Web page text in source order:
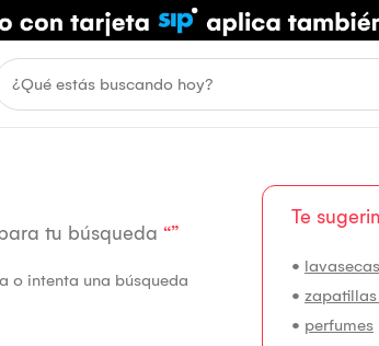
tu búsqueda “”
o intenta una búsqueda
Te
• lavasecas
•
• perfumes